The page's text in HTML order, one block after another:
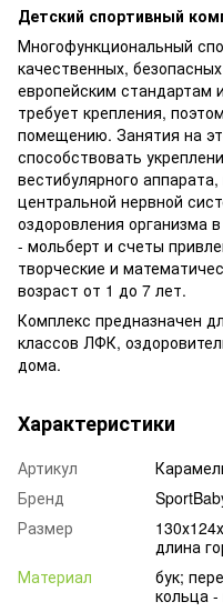
Детский спортивный
Многофункциональный
качественных,
европейским стандартам
требует крепления,
помещению. Занятия на
способствовать
вестибулярного
центральной нервной
оздоровления организма
- мольберт и счеты
творческие и
возраст от 1 до 7 лет.
Комплекс предназначен
классов ЛФК,
дома.
Характеристики
Артикул
Бренд
Размер
длина
Материал
бук;
кольца -